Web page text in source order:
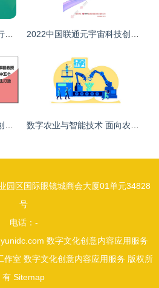
园区国际眼镜城商会大厦01单元34828
号
电话：-
数字文化创意内容应用服务
作室 数字文化创意内容应用服务 版权所
有 Sitemap